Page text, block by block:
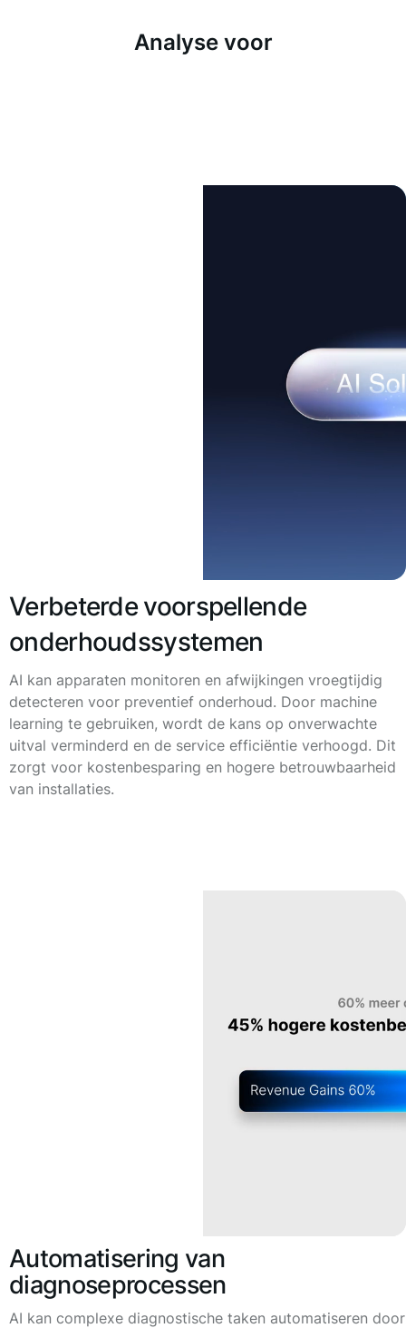
Analyse voor
Verbeterde voorspellende
onderhoudssystemen
AI kan apparaten monitoren en afwijkingen vroegtijdig
detecteren voor preventief onderhoud. Door machine
learning te gebruiken, wordt de kans op onverwachte
uitval verminderd en de service efficiëntie verhoogd. Dit
zorgt voor kostenbesparing en hogere betrouwbaarheid
van installaties.
Automatisering van
diagnoseprocessen
AI kan complexe diagnostische taken automatiseren door